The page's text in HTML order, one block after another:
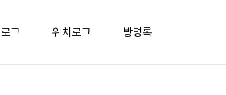
그 위치로그 방명록